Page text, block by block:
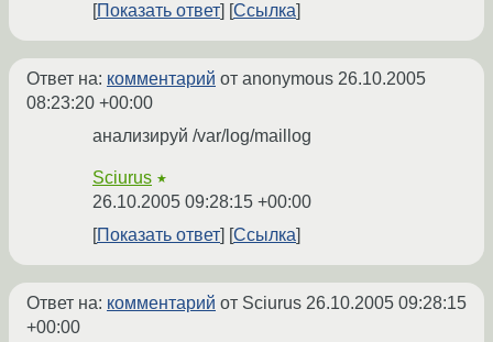
Показать ответ
Ссылка
Ответ на: комментарий от anonymous 26.10.2005
08:23:20 +00:00
анализируй /var/log/maillog
Sciurus ★
26.10.2005 09:28:15 +00:00
Показать ответ
Ссылка
Ответ на: комментарий от Sciurus 26.10.2005 09:28:15
+00:00